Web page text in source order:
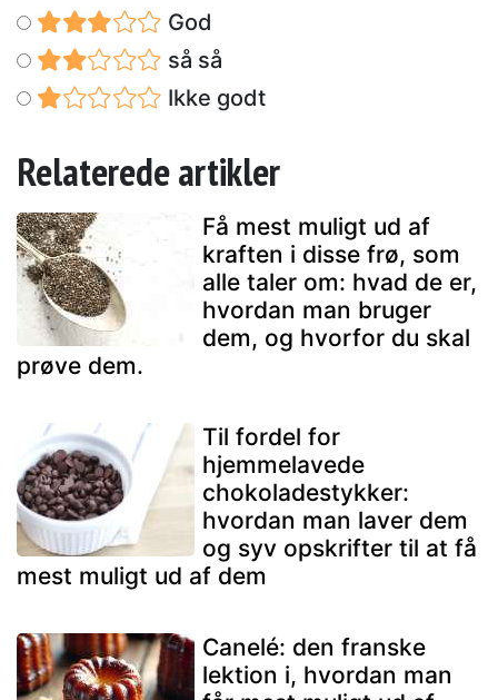
God
så så
Ikke godt
Relaterede artikler
Få mest muligt ud af
kraften i disse frø, som
alle taler om: hvad de er,
hvordan man bruger
dem, og hvorfor du skal
prøve dem.
Til fordel for
hjemmelavede
chokoladestykker:
hvordan man laver dem
og syv opskrifter til at få
mest muligt ud af dem
Canelé: den franske
lektion i, hvordan man